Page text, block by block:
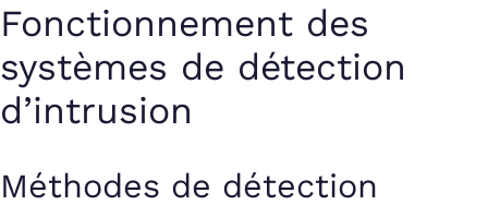
Fonctionnement des
systèmes de détection
d’intrusion
Méthodes de détection